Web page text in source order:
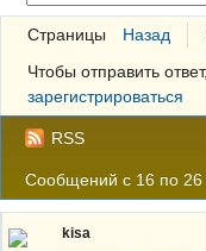
Поиск
Регистрация
Вход
Страницы Назад
Чтобы отправить
зарегистрироваться
RSS
Сообщений с 16 по 26
kisa